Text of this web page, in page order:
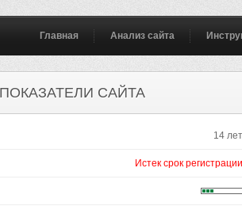
Главная Анализ сайта
САЙТА
14 лет
Истек срок регистрации